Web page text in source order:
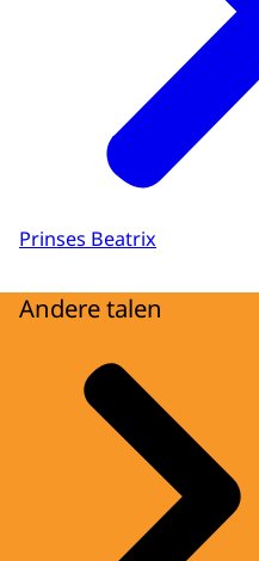
Prinses Beatrix
Andere talen